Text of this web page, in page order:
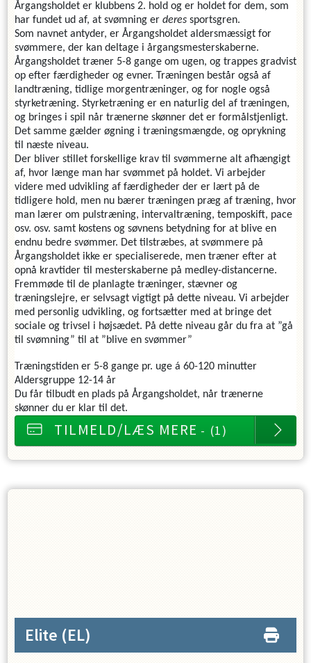
Årgangsholdet er klubbens 2. hold og er holdet for dem, som
har fundet ud af, at svømning er deres sportsgren.
Som navnet antyder, er Årgangsholdet aldersmæssigt for
svømmere, der kan deltage i årgangsmesterskaberne.
Årgangsholdet træner 5-8 gange om ugen, og trappes gradvist
op efter færdigheder og evner. Træningen består også af
landtræning, tidlige morgentræninger, og for nogle også
styrketræning. Styrketræning er en naturlig del af træningen,
og bringes i spil når trænerne skønner det er formålstjenligt.
Det samme gælder øgning i træningsmængde, og oprykning
til næste niveau.
Der bliver stillet forskellige krav til svømmerne alt afhængigt
af, hvor længe man har svømmet på holdet. Vi arbejder
videre med udvikling af færdigheder der er lært på de
tidligere hold, men nu bærer træningen præg af træning, hvor
man lærer om pulstræning, intervaltræning, temposkift, pace
osv. osv. samt kostens og søvnens betydning for at blive en
endnu bedre svømmer. Det tilstræbes, at svømmere på
Årgangsholdet ikke er specialiserede, men træner efter at
opnå kravtider til mesterskaberne på medley-distancerne.
Fremmøde til de planlagte træninger, stævner og
træningslejre, er selvsagt vigtigt på dette niveau. Vi arbejder
med personlig udvikling, og fortsætter med at bringe det
sociale og trivsel i højsædet. På dette niveau går du fra at ”gå
til svømning” til at ”blive en svømmer”
Træningstiden er 5-8 gange pr. uge á 60-120 minutter
Aldersgruppe 12-14 år
Du får tilbudt en plads på Årgangsholdet, når trænerne
skønner du er klar til det.
TILMELD/LÆS MERE - (1)
Elite (EL)